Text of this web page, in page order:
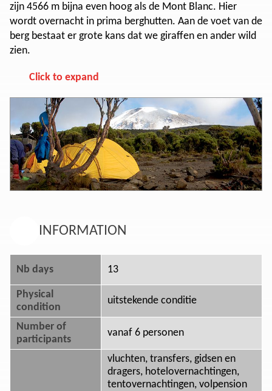
zijn 4566 m bijna even hoog als de Mont Blanc. Hier
wordt overnacht in prima berghutten. Aan de voet van de
berg bestaat er grote kans dat we giraffen en ander wild
zien.
Click to expand
INFORMATION
Nb days 13
Physical
condition
uitstekende conditie
Number of
participants
vanaf 6 personen
vluchten, transfers, gidsen en
dragers, hotelovernachtingen,
tentovernachtingen, volpension